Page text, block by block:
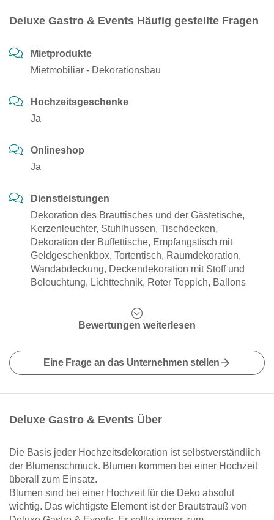
Deluxe Gastro & Events Häufig gestellte Fragen
Mietprodukte
Mietmobiliar - Dekorationsbau
Hochzeitsgeschenke
Ja
Onlineshop
Ja
Dienstleistungen
Dekoration des Brauttisches und der Gästetische,
Kerzenleuchter, Stuhlhussen, Tischdecken,
Dekoration der Buffettische, Empfangstisch mit
Geldgeschenkbox, Tortentisch, Raumdekoration,
Wandabdeckung, Deckendekoration mit Stoff und
Beleuchtung, Lichttechnik, Roter Teppich, Ballons
Bewertungen weiterlesen
Eine Frage an das Unternehmen stellen
Deluxe Gastro & Events Über
Die Basis jeder Hochzeitsdekoration ist selbstverständlich
der Blumenschmuck. Blumen kommen bei einer Hochzeit
überall zum Einsatz.
Blumen sind bei einer Hochzeit für die Deko absolut
wichtig. Das wichtigste Element ist der Brautstrauß von